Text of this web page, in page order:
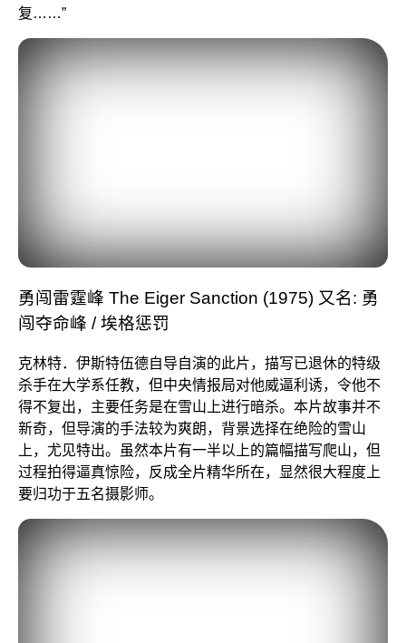
复……”
勇闯雷霆峰 The Eiger Sanction (1975) 又名: 勇
闯夺命峰 / 埃格惩罚
克林特．伊斯特伍德自导自演的此片，描写已退休的特级
杀手在大学系任教，但中央情报局对他威逼利诱，令他不
得不复出，主要任务是在雪山上进行暗杀。本片故事并不
新奇，但导演的手法较为爽朗，背景选择在绝险的雪山
上，尤见特出。虽然本片有一半以上的篇幅描写爬山，但
过程拍得逼真惊险，反成全片精华所在，显然很大程度上
要归功于五名摄影师。